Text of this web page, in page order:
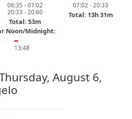
06:35 - 07:02
20:33 - 20:60
Total: 53m
07:02 - 20:33
Total: 13h 31m
Noon/Midnight:
━
13:48
August 6,